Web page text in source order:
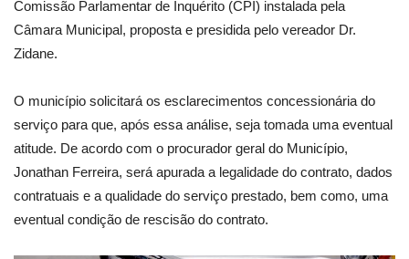
Comissão Parlamentar de Inquérito (CPI) instalada pela
Câmara Municipal, proposta e presidida pelo vereador Dr.
Zidane.
O município solicitará os esclarecimentos concessionária do
serviço para que, após essa análise, seja tomada uma eventual
atitude. De acordo com o procurador geral do Município,
Jonathan Ferreira, será apurada a legalidade do contrato, dados
contratuais e a qualidade do serviço prestado, bem como, uma
eventual condição de rescisão do contrato.